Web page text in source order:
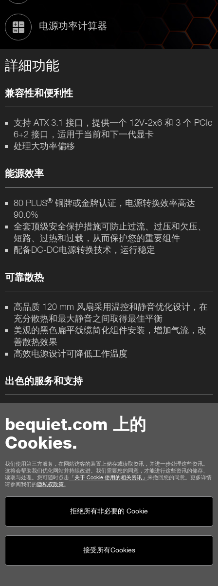
bequiet.com 上的
Cookies.
我们使用第三方服务，在网站访客的装置上储存或读取资讯，并进一步处理这些资讯。
这将会帮助我们优化网站并持续改进。我们需要您的同意，才能进行这些资讯的储存、
读取与处理。您可随时点击 「关于 Cookie 使用的相关资讯」 来撤回您的同意。更多详情
请参阅我们的隐私权政策
拒绝所有非必要的 Cookie
接受所有Cookies
电源功率计算器
詳細功能
兼容性和便利性
支持 ATX 3.1 接口，提供一个 12V-2x6 和 3 个 PCIe
6+2 接口，适用于当前和下一代显卡
处理大功率偏移
能源效率
80 PLUS® 铜牌或金牌认证，电源转换效率高达
90.0%
全套顶级安全保护措施可防止过流、过压和欠压、
短路、过热和过载，从而保护您的重要组件
配备DC-DC电源转换技术，运行稳定
可靠散热
高品质 120 mm 风扇采用温控和静音优化设计，在
充分散热和最大静音之间取得最佳平衡
美观的黑色扁平线缆简化组件安装，增加气流，改
善散热效果
高效电源设计可降低工作温度
出色的服务和支持
源自德国的产品概念、设计和品质控制
使用条款 私权 Cookies
版本说明